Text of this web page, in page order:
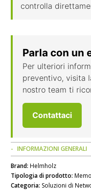
controlla
Parla con un
Per ulteriori
preventivo, visita
nostro team ti
Contattaci
INFORMAZIONI GENERALI
Brand: Helmholz
Tipologia di prodotto:
Categoria: Soluzioni di